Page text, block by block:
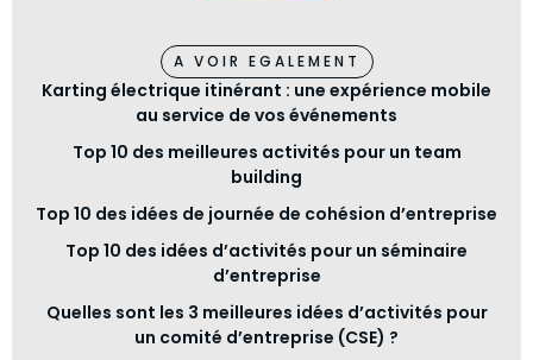
A VOIR EGALEMENT
Karting électrique itinérant : une expérience mobile
au service de vos événements
Top 10 des meilleures activités pour un team
building
Top 10 des idées de journée de cohésion d’entreprise
Top 10 des idées d’activités pour un séminaire
d’entreprise
Quelles sont les 3 meilleures idées d’activités pour
un comité d’entreprise (CSE) ?